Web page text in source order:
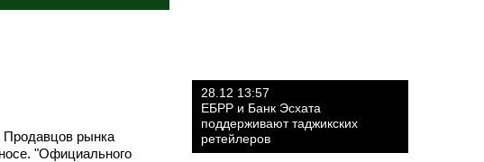
Продавцов рынка
"Официального
28.12 13:57
ЕБРР и Банк Эсхата
поддерживают таджикских
ретейлеров